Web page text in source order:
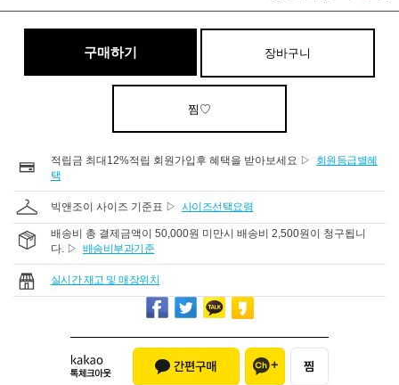
구매하기 장바구니
찜♡
적립금 최대12%적립 회원가입후 혜택을 받아보세요 ▷
회원등급별혜
택
빅앤조이 사이즈 기준표 ▷ 사이즈선택요령
배송비 총 결제금액이 50,000원 미만시 배송비 2,500원이 청구됩니
다. ▷ 배송비부과기준
실시간 재고 및 매장위치